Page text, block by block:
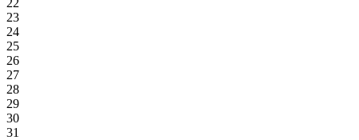
23
24
25
26
27
28
29
30
31